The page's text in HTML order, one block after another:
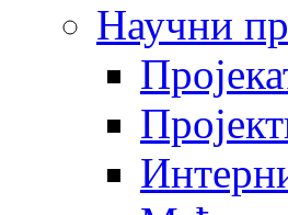
Научни